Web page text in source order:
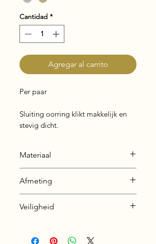
Cantidad *
Agregar al carrito
Per paar
Sluiting oorring klikt makkelijk en
stevig dicht.
Materiaal
voor uitleg over dit materiaal).
Afmeting
binnenzijde: 8 mm
Afmeting bedeltje
Veiligheid